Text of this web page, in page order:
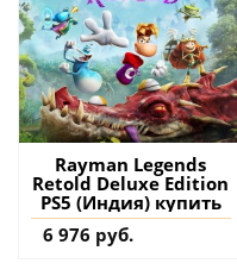
Rayman Legends
Retold Deluxe Edition
PS5 (Индия) купить
6 976 руб.